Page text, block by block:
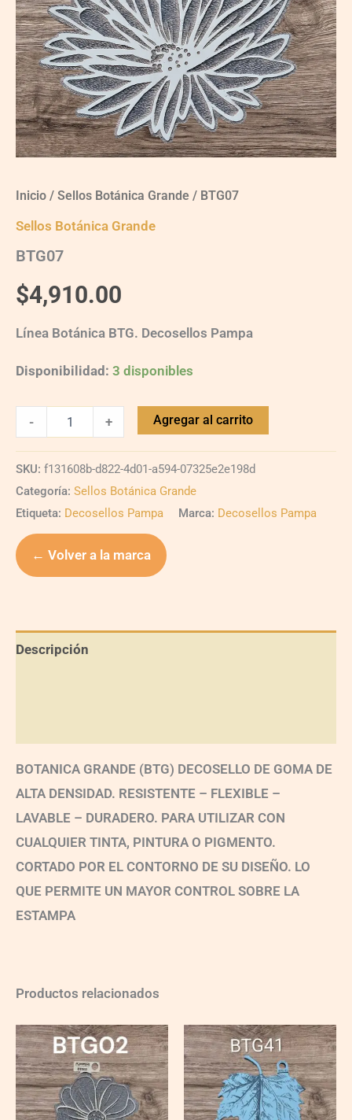
Inicio / Sellos Botánica Grande / BTG07
Sellos Botánica Grande
BTG07
$4,910.00
Línea Botánica BTG. Decosellos Pampa
Disponibilidad: 3 disponibles
- + Agregar al carrito
SKU: f131608b-d822-4d01-a594-07325e2e198d
Categoría: Sellos Botánica Grande
Etiqueta: Decosellos Pampa Marca: Decosellos Pampa
← Volver a la marca
Descripción
BOTANICA GRANDE (BTG) DECOSELLO DE GOMA DE
ALTA DENSIDAD. RESISTENTE – FLEXIBLE –
LAVABLE – DURADERO. PARA UTILIZAR CON
CUALQUIER TINTA, PINTURA O PIGMENTO.
CORTADO POR EL CONTORNO DE SU DISEÑO. LO
QUE PERMITE UN MAYOR CONTROL SOBRE LA
ESTAMPA
Productos relacionados
BTG02
quantity
BTG41
quantity